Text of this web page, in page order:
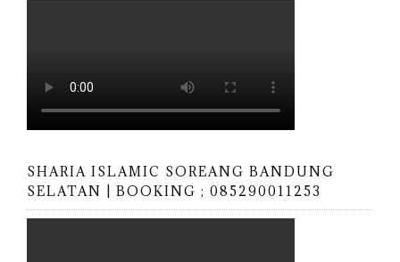
SHARIA ISLAMIC SOREANG BANDUNG
SELATAN | BOOKING ; 085290011253